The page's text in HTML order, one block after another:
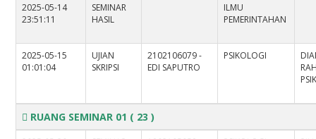
2025-05-14
23:51:11
SEMINAR
HASIL
ILMU
PEMERINTAHAN
2025-05-15
01:01:04
UJIAN
SKRIPSI
2102106079 -
EDI SAPUTRO
PSIKOLOGI
RUANG SEMINAR 01 ( 23 )